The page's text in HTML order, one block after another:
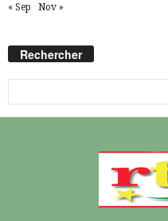
« Sep Nov »
Rechercher